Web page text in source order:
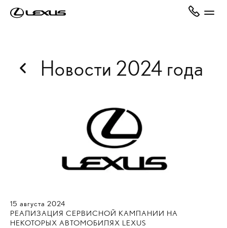
Новости 2024 года
15 августа 2024
РЕАЛИЗАЦИЯ СЕРВИСНОЙ КАМПАНИИ НА
НЕКОТОРЫХ АВТОМОБИЛЯХ LEXUS